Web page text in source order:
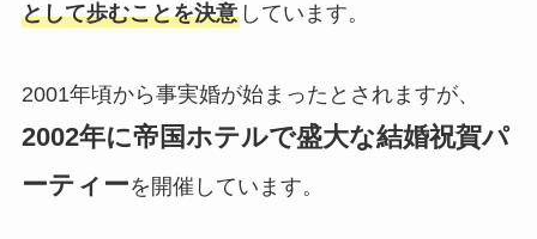
として歩むことを決意しています。
2001年頃から事実婚が始まったとされますが、
2002年に帝国ホテルで盛大な結婚祝賀パ
ーティーを開催しています。